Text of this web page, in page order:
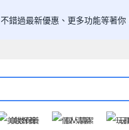
不錯過最新優惠、更多功能等著你
美妝保養 個人清潔 玩